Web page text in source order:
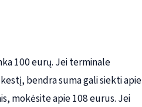
100 eurų. Jei terminale
bendra suma gali siekti apie
mokėsite apie 108 eurus. Jei